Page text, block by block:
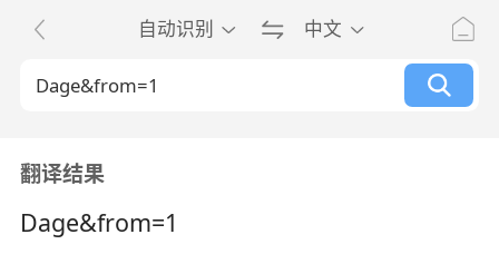
自动识别 中文
翻译结果
Dage&from=1